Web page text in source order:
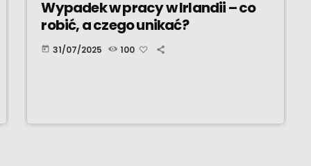
Wypadek w pracy w Irlandii – co
robić, a czego unikać?
today 31/07/2025 100